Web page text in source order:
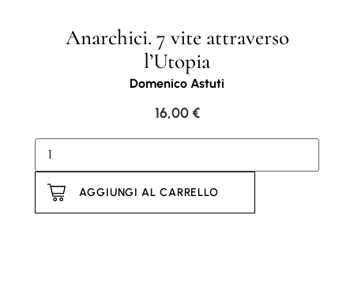
Anarchici. 7 vite attraverso
l’Utopia
Domenico Astuti
16,00€
AGGIUNGI AL CARRELLO